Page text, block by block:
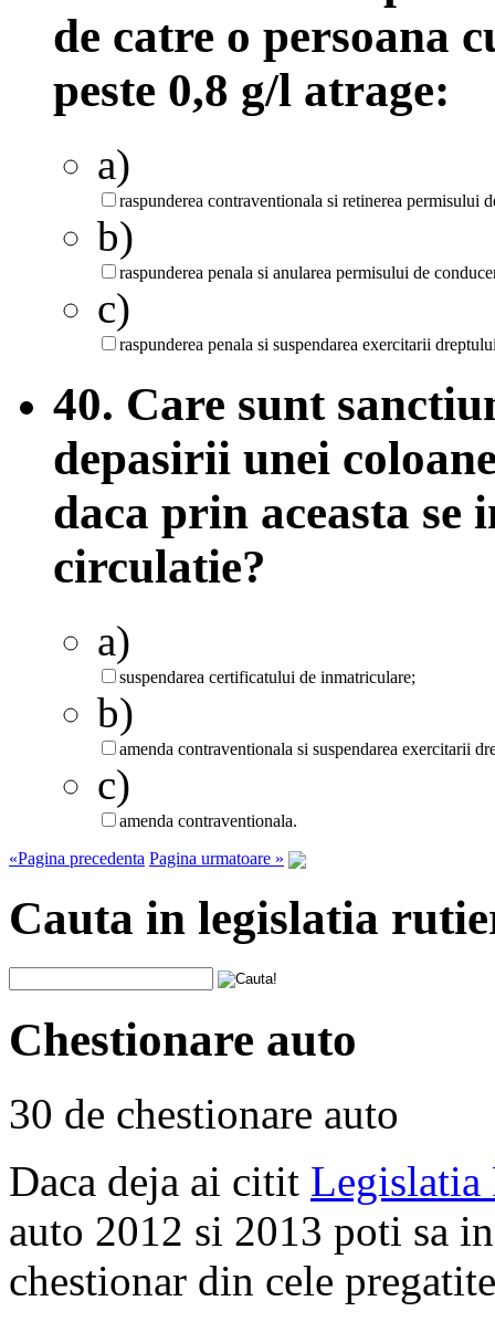
de catre o persoana
peste 0,8 g/l atrage:
a)
raspunderea contraventionala si retinerea permisului
b)
raspunderea penala si anularea permisului de
c)
raspunderea penala si suspendarea exercitarii
40. Care sunt
depasirii unei
daca prin aceasta se
circulatie?
a)
suspendarea certificatului de inmatriculare;
b)
amenda contraventionala si suspendarea exercitarii
c)
amenda contraventionala.
«Pagina precedenta Pagina urmatoare »
Cauta in legislatia
Chestionare auto
30 de chestionare auto
Daca deja ai citit Legislatia
auto 2012 si 2013 poti sa
chestionar din cele